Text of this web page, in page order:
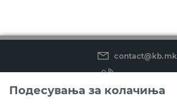
contact@kb.mk
(02) 3 296 800
Подесувања за колачиња